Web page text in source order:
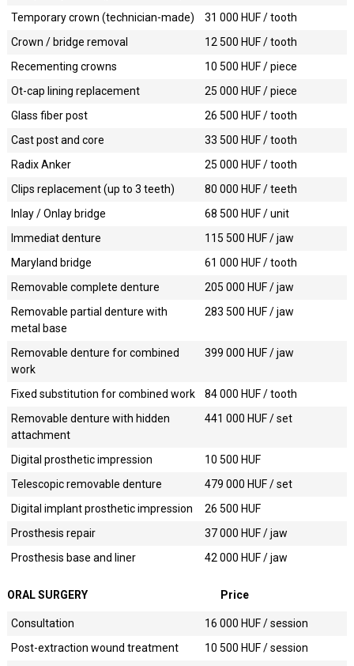
31 000 HUF / tooth
Temporary crown (technician-made)
12 500 HUF / tooth
Crown / bridge removal
10 500 HUF / piece
Recementing crowns
25 000 HUF / piece
Ot-cap lining replacement
26 500 HUF / tooth
Glass fiber post
33 500 HUF / tooth
Cast post and core
25 000 HUF / tooth
Radix Anker
80 000 HUF / teeth
Clips replacement (up to 3 teeth)
68 500 HUF / unit
Inlay / Onlay bridge
115 500 HUF / jaw
Immediat denture
61 000 HUF / tooth
Maryland bridge
205 000 HUF / jaw
Removable complete denture
283 500 HUF / jaw
Removable partial denture with
metal base
399 000 HUF / jaw
Removable denture for combined
work
84 000 HUF / tooth
Fixed substitution for combined work
441 000 HUF / set
Removable denture with hidden
attachment
10 500 HUF
Digital prosthetic impression
479 000 HUF / set
Telescopic removable denture
26 500 HUF
Digital implant prosthetic impression
37 000 HUF / jaw
Prosthesis repair
42 000 HUF / jaw
Prosthesis base and liner
ORAL SURGERY Price
16 000 HUF / session
Consultation
10 500 HUF / session
Post-extraction wound treatment